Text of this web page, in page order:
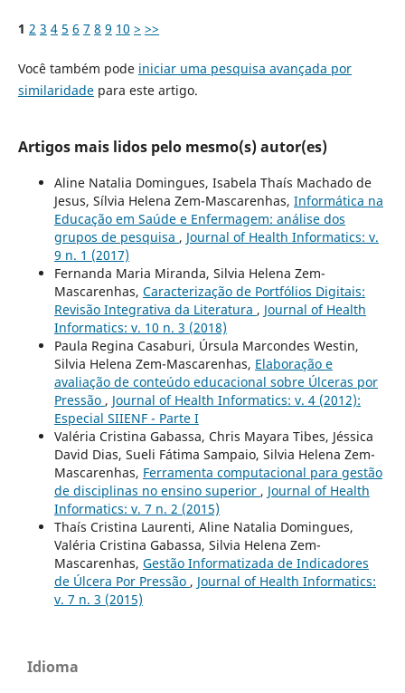
1 2 3 4 5 6 7 8 9 10 > >>
Você também pode iniciar uma pesquisa avançada por
similaridadepara este artigo.
Artigos mais lidos pelo mesmo(s) autor(es)
Aline Natalia Domingues, Isabela Thaís Machado de
Jesus, Sílvia Helena Zem-Mascarenhas, Informática na
Educação em Saúde e Enfermagem: análise dos
grupos de pesquisa , Journal of Health Informatics: v.
9 n. 1 (2017)
Fernanda Maria Miranda, Silvia Helena Zem-
Mascarenhas, Caracterização de Portfólios Digitais:
Revisão Integrativa da Literatura , Journal of Health
Informatics: v. 10 n. 3 (2018)
Paula Regina Casaburi, Úrsula Marcondes Westin,
Silvia Helena Zem-Mascarenhas, Elaboração e
avaliação de conteúdo educacional sobre Úlceras por
Pressão , Journal of Health Informatics: v. 4 (2012):
Especial SIIENF - Parte I
Valéria Cristina Gabassa, Chris Mayara Tibes, Jéssica
David Dias, Sueli Fátima Sampaio, Silvia Helena Zem-
Mascarenhas, Ferramenta computacional para gestão
de disciplinas no ensino superior , Journal of Health
Informatics: v. 7 n. 2 (2015)
Thaís Cristina Laurenti, Aline Natalia Domingues,
Valéria Cristina Gabassa, Silvia Helena Zem-
Mascarenhas, Gestão Informatizada de Indicadores
de Úlcera Por Pressão , Journal of Health Informatics:
v. 7 n. 3 (2015)
Idioma